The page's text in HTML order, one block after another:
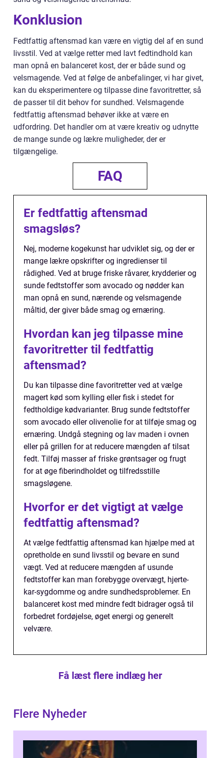
Konklusion
Fedtfattig aftensmad kan være en vigtig del af en sund
livsstil. Ved at vælge retter med lavt fedtindhold kan
man opnå en balanceret kost, der er både sund og
velsmagende. Ved at følge de anbefalinger, vi har givet,
kan du eksperimentere og tilpasse dine favoritretter, så
de passer til dit behov for sundhed. Velsmagende
fedtfattig aftensmad behøver ikke at være en
udfordring. Det handler om at være kreativ og udnytte
de mange sunde og lækre muligheder, der er
tilgængelige.
FAQ
Er fedtfattig aftensmad
smagsløs?
Nej, moderne kogekunst har udviklet sig, og der er
mange lækre opskrifter og ingredienser til
rådighed. Ved at bruge friske råvarer, krydderier og
sunde fedtstoffer som avocado og nødder kan
man opnå en sund, nærende og velsmagende
måltid, der giver både smag og ernæring.
Hvordan kan jeg tilpasse mine
favoritretter til fedtfattig
aftensmad?
Du kan tilpasse dine favoritretter ved at vælge
magert kød som kylling eller fisk i stedet for
fedtholdige kødvarianter. Brug sunde fedtstoffer
som avocado eller olivenolie for at tilføje smag og
ernæring. Undgå stegning og lav maden i ovnen
eller på grillen for at reducere mængden af tilsat
fedt. Tilføj masser af friske grøntsager og frugt
for at øge fiberindholdet og tilfredsstille
smagsløgene.
Hvorfor er det vigtigt at vælge
fedtfattig aftensmad?
At vælge fedtfattig aftensmad kan hjælpe med at
opretholde en sund livsstil og bevare en sund
vægt. Ved at reducere mængden af usunde
fedtstoffer kan man forebygge overvægt, hjerte-
kar-sygdomme og andre sundhedsproblemer. En
balanceret kost med mindre fedt bidrager også til
forbedret fordøjelse, øget energi og generelt
velvære.
Få læst flere indlæg her
Flere Nyheder